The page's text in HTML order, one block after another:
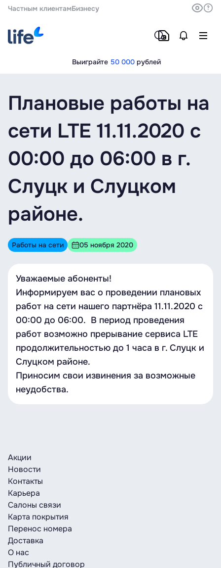
Частным клиентамБизнесу
Выиграйте 50 000 рублей
Плановые работы на
сети LTE 11.11.2020 c
00:00 до 06:00 в г.
Слуцк и Слуцком
районе.
Работы на сети 05 ноября 2020
Уважаемые абоненты!
Информируем вас о проведении плановых
работ на сети нашего партнёра 11.11.2020 c
00:00 до 06:00. В период проведения
работ возможно прерывание сервиса LTE
продолжительностью до 1 часа в г. Слуцк и
Слуцком районе.
Приносим свои извинения за возможные
неудобства.
Акции
Новости
Контакты
Карьера
Салоны связи
Карта покрытия
Перенос номера
Доставка
О нас
Публичный договор